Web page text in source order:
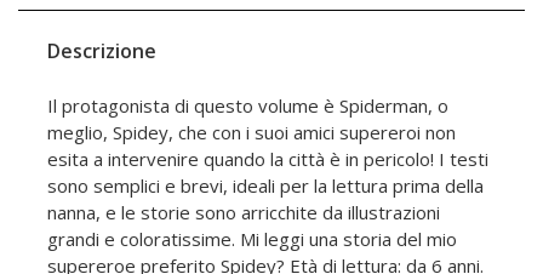
Descrizione
Il protagonista di questo volume è Spiderman, o
meglio, Spidey, che con i suoi amici supereroi non
esita a intervenire quando la città è in pericolo! I testi
sono semplici e brevi, ideali per la lettura prima della
nanna, e le storie sono arricchite da illustrazioni
grandi e coloratissime. Mi leggi una storia del mio
supereroe preferito Spidey? Età di lettura: da 6 anni.